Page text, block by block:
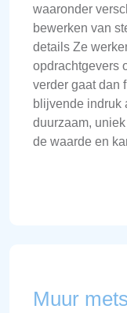
waaronder
bewerken van
details Ze
opdrachtgevers
verder gaat dan
blijvende indruk
duurzaam,
de waarde en
Muur